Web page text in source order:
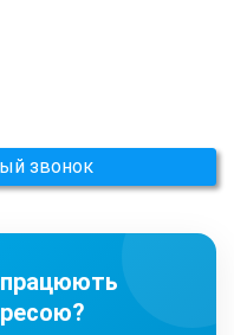
звонок
працюють